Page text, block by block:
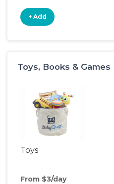
+ Add
Toys, Books & Games
Toys
From $3/day